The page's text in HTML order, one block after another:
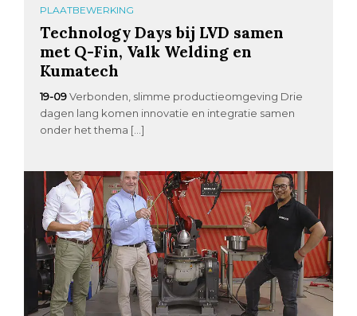
PLAATBEWERKING
Technology Days bij LVD samen
met Q-Fin, Valk Welding en
Kumatech
19-09 Verbonden, slimme productieomgeving Drie
dagen lang komen innovatie en integratie samen
onder het thema […]